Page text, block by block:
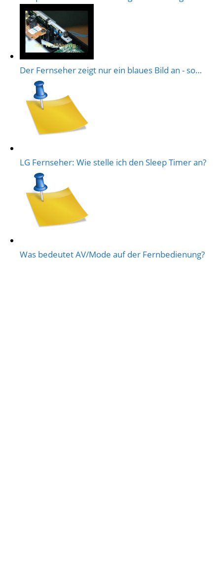
Der Fernseher zeigt nur ein blaues Bild an - so…
LG Fernseher: Wie stelle ich den Sleep Timer an?
Was bedeutet AV/Mode auf der Fernbedienung?